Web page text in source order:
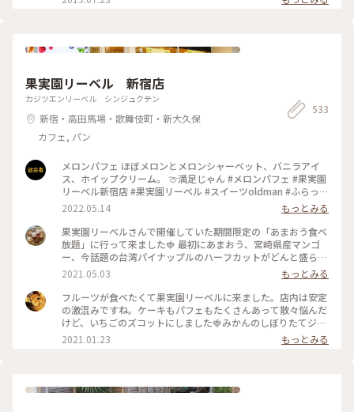
果実園リーベル 新宿店
カジツエンリーベル シンジュクテン
新宿・高田馬場・歌舞伎町・新大久保
カフェ, パン
533
メロンパフェ ほぼメロンとメロンシャーベット、バニラアイ
ス、ホイップクリーム。 🍈満足じゃん #メロンパフェ #果実園
リーベル新宿店 #果実園リーベル #スイーツoldman #ふらっと
クリス
2022.05.14
もっとみる
果実園リーベルさんで開催していた期間限定の「あまおう食べ
放題」に行って来ました🍓 最初にあまおう、宮崎県産マンゴ
ー、今話題の台湾パイナップルのハーフカットがどんと盛られ
たプレートが出てきて私も友達もびっくり。あまおうはもちろ
んのこと、マンゴーとパイナップルも甘々に完熟していて美味
しかった〜！ あまおうプレート、パスタ、アイス、あまおう
とマンゴーのフルーツサンドは食べ放題です。フルーツサンド
の虜になってしまい、後半はひたすらフルーツサンドばかり食
べてました笑。お値段はそこそこしますが内容を考えるとかな
り満足度は高いです！ #果実園#果実園リーベル#あまおう#マ
2021.05.03
もっとみる
フルーツが食べたくて果実園リーベルに来ました。店内は安定
の激混みですね。ケーキもパフェもたくさんあって散々悩んだ
けど、いちごのズコットにしました🍓みかんのしぼりたてジュ
ースもおいしかった🍊 #果実園リーベル #いちご #ケーキ #新
宿
2021.01.23 もっとみる